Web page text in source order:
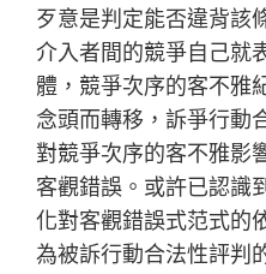
歹意是判定能否違背該
介入者間的競爭自己就
體，競爭次序的客不雅
念頭而轉移，訴爭行動
對競爭次序的客不雅影
客觀錯誤。或許已認識
化對客觀錯誤式范式的
為被訴行動合法性評判